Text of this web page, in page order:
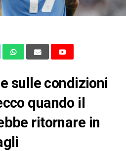
sulle condizioni
quando il
ritornare in